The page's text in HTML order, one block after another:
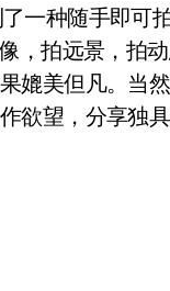
一种随手即可
，拍远景，拍
媲美但凡。当
欲望，分享独具